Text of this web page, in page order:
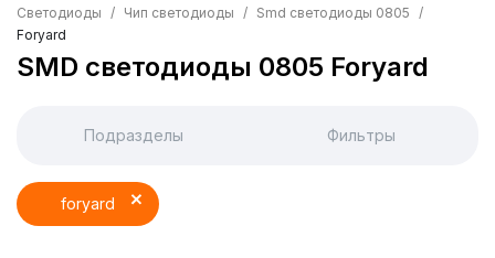
Светодиоды
Чип светодиоды
Smd светодиоды 0805
Foryard
SMD светодиоды 0805 Foryard
Подразделы Фильтры
foryard